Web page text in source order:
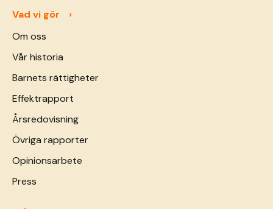
Vad vi gör
Om oss
Vår historia
Barnets rättigheter
Effektrapport
Årsredovisning
Övriga rapporter
Opinionsarbete
Press